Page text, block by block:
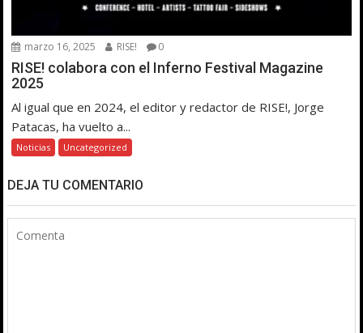
marzo 16, 2025 RISE! 0
RISE! colabora con el Inferno Festival Magazine
2025
Al igual que en 2024, el editor y redactor de RISE!, Jorge
Patacas, ha vuelto a...
Noticias Uncategorized
DEJA TU COMENTARIO